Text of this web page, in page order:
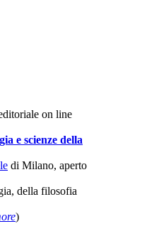
on line
e scienze della
di Milano, aperto
della filosofia
)